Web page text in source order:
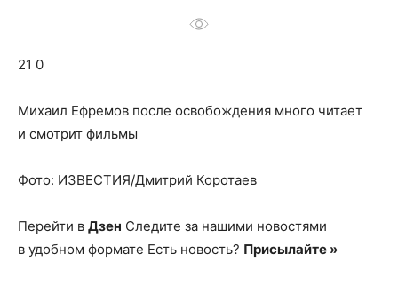
о
нем
21 0
Михаил Ефремов после освобождения много читает
и смотрит фильмы
Фото: ИЗВЕСТИЯ/Дмитрий Коротаев
Перейти в Дзен Следите за нашими новостями
в удобном формате Есть новость? Присылайте »